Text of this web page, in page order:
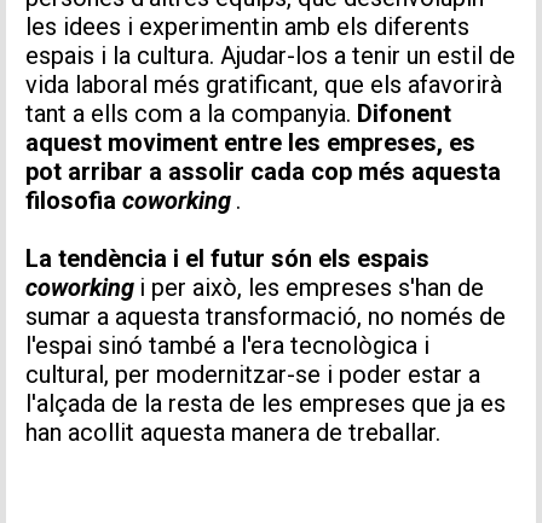
les idees i experimentin amb els diferents
espais i la cultura. Ajudar-los a tenir un estil de
vida laboral més gratificant, que els afavorirà
tant a ells com a la companyia. Difonent
aquest moviment entre les empreses, es
pot arribar a assolir cada cop més aquesta
filosofia coworking .
La tendència i el futur són els espais
coworking i per això, les empreses s'han de
sumar a aquesta transformació, no només de
l'espai sinó també a l'era tecnològica i
cultural, per modernitzar-se i poder estar a
l'alçada de la resta de les empreses que ja es
han acollit aquesta manera de treballar.